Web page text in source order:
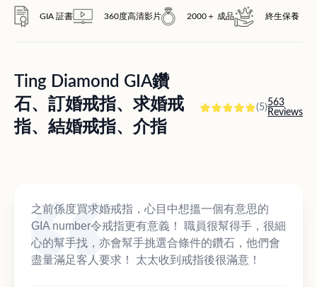
GIA 証書 360度高清影片 2000＋ 成品 終生保養
Ting Diamond GIA鑽
石、訂婚戒指、求婚戒
指、結婚戒指、介指
(5)563
Reviews
之前係度買求婚戒指，心目中想搵一個有意思的
GIA number令戒指更有意義！ 職員很幫得手，很細
心的幫手找，亦會幫手挑選合條件的鑽石，他們會
盡量滿足客人要求！ 太太收到戒指後很滿意！